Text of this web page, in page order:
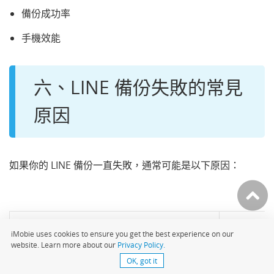
iMobie uses cookies to ensure you get the best experience on our
website. Learn more about our Privacy Policy.
OK, got it
備份成功率
手機效能
六、LINE 備份失敗的常見
原因
如果你的 LINE 備份一直失敗，通常可能是以下原因：
問題